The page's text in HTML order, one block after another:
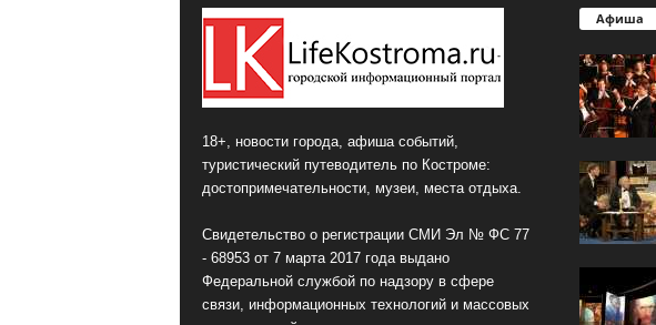
18+, новости города, афиша событий,
туристический путеводитель по Костроме:
достопримечательности, музеи, места отдыха.
Свидетельство о регистрации СМИ Эл № ФС 77
- 68953 от 7 марта 2017 года выдано
Федеральной службой по надзору в сфере
связи, информационных технологий и массовых
Афиша